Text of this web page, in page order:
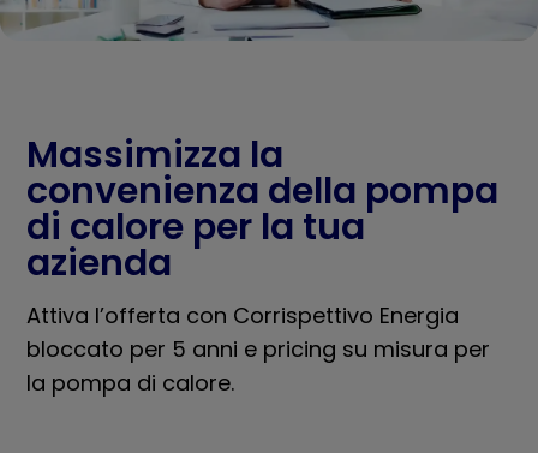
Massimizza la
convenienza della pompa
di calore per la tua
azienda
Attiva l’offerta con Corrispettivo Energia
bloccato per 5 anni e pricing su misura per
la pompa di calore.